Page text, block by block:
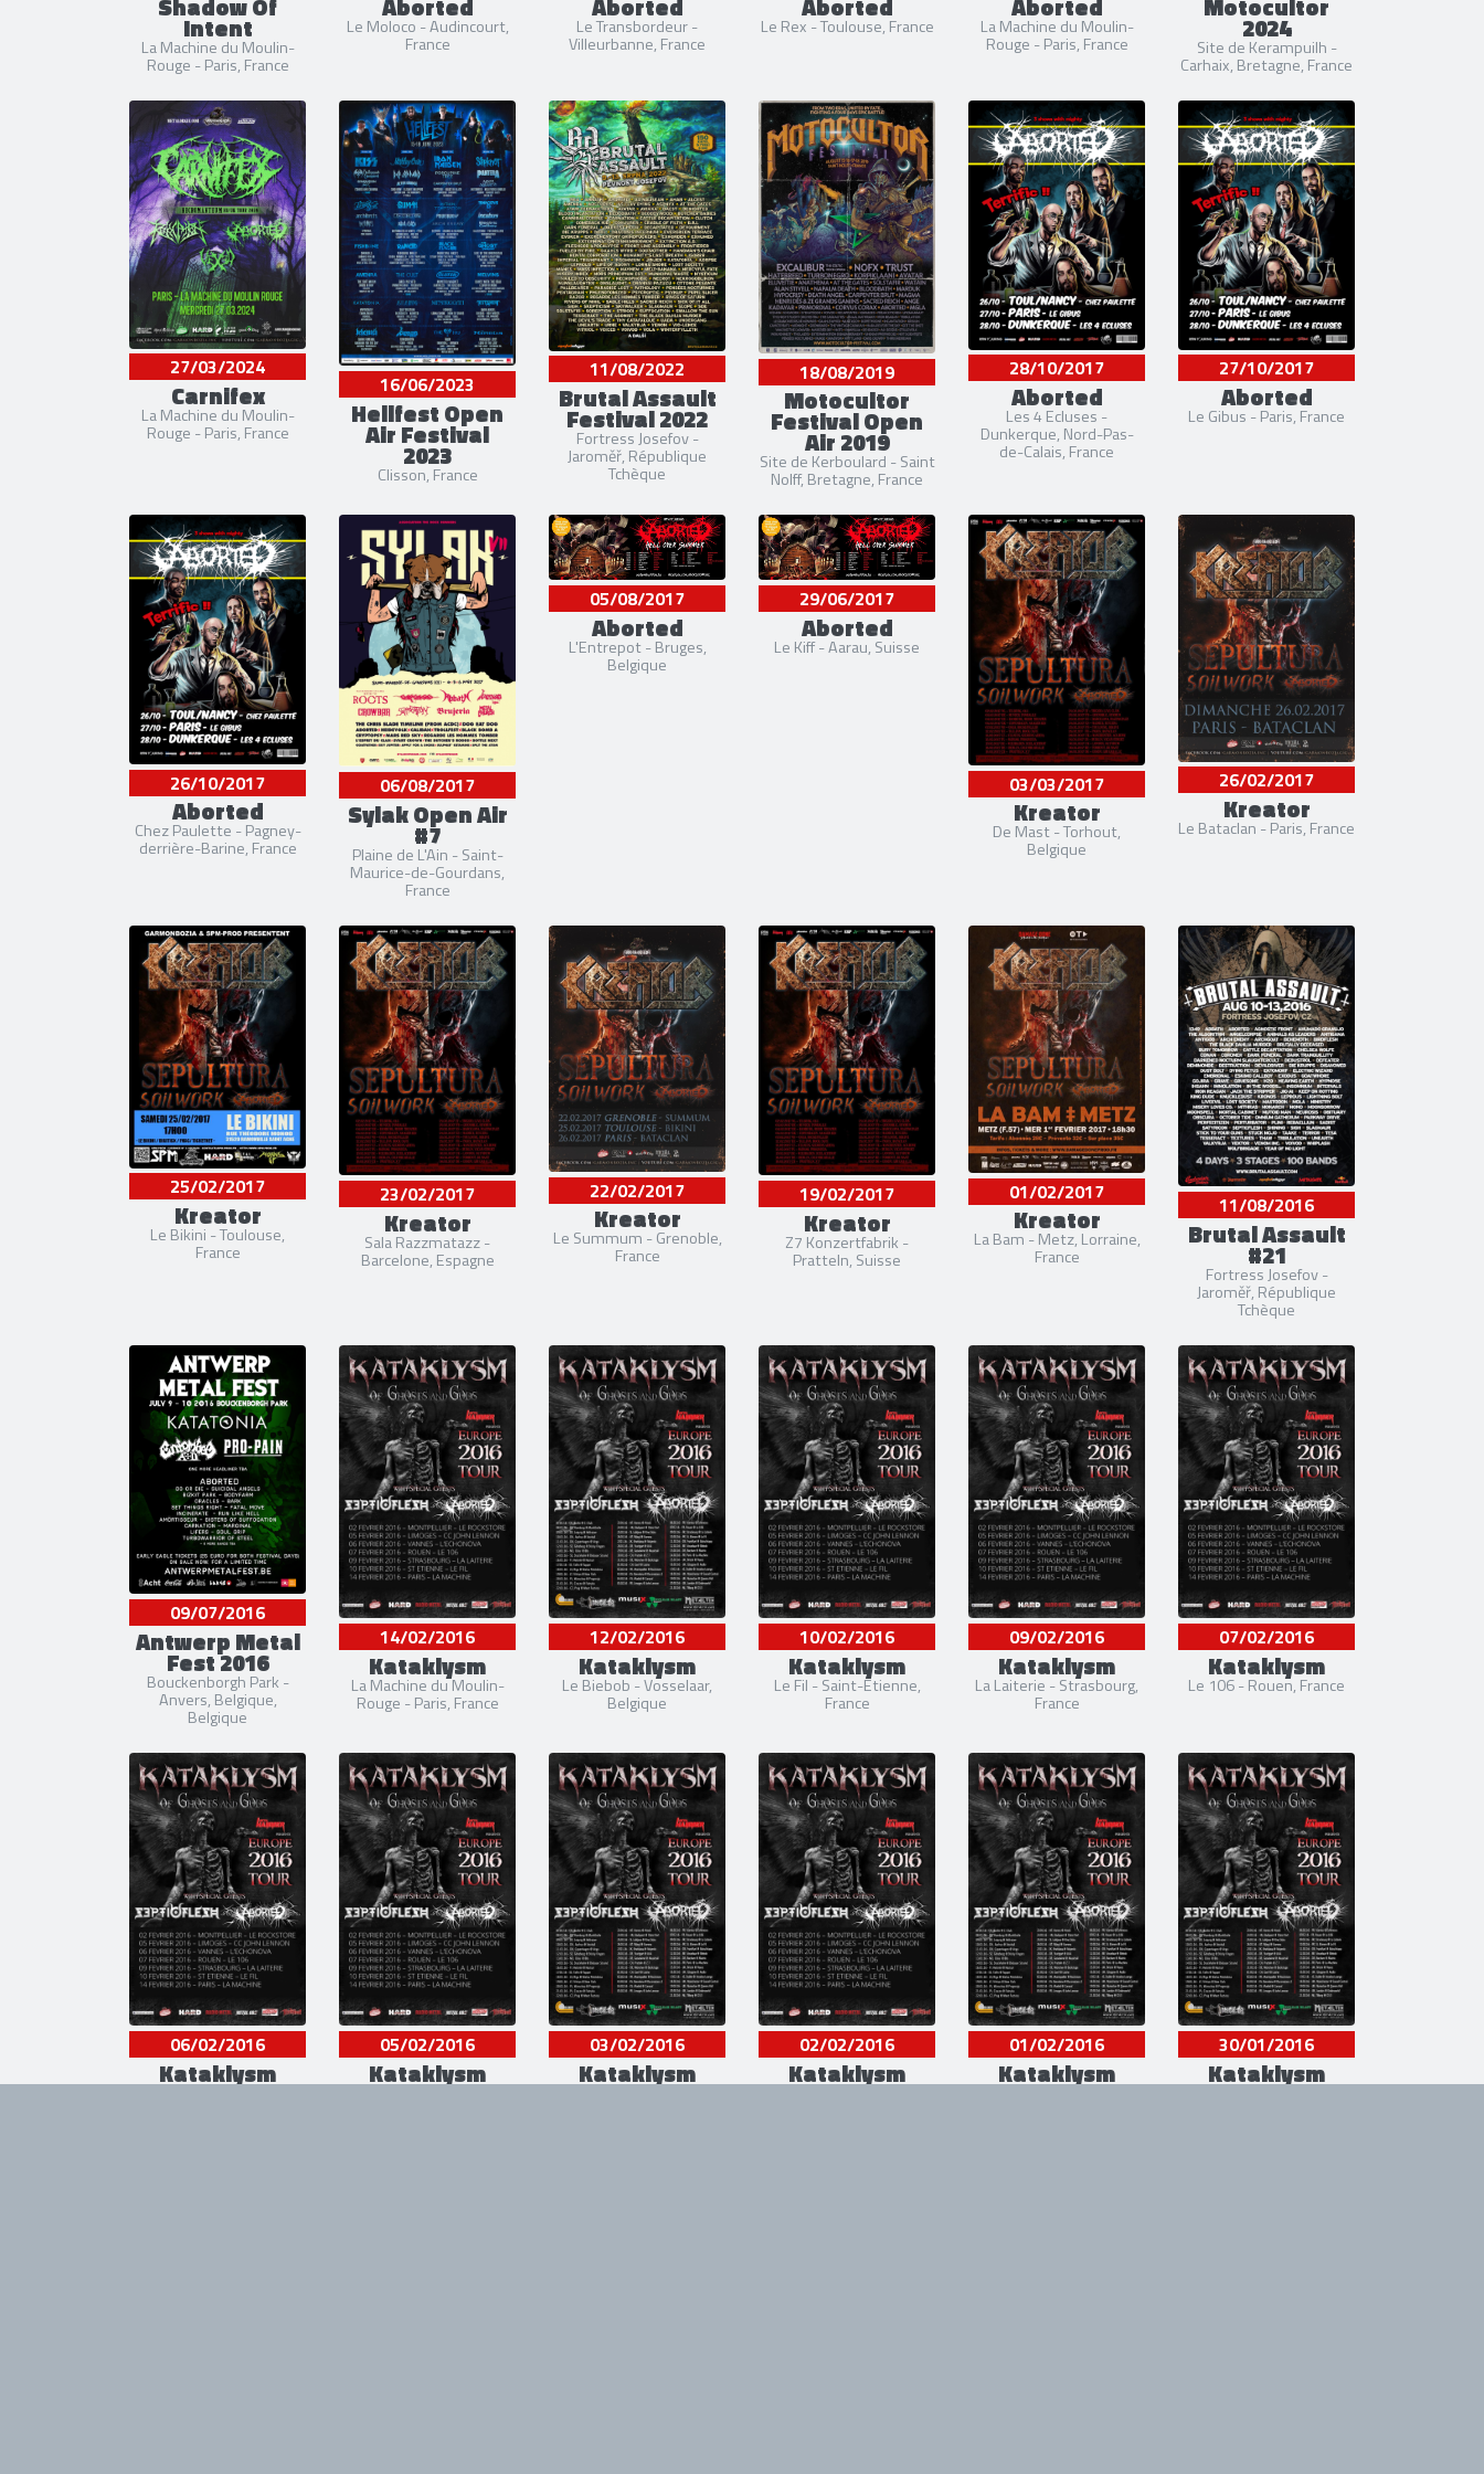
Intent
La Machine du Moulin-
Rouge - Paris, France
Le Moloco - Audincourt,
France
Le Transbordeur -
Villeurbanne, France
Le Rex - Toulouse, France La Machine du Moulin-
Rouge - Paris, France 2024
Site de Kerampuilh -
Carhaix, Bretagne, France
27/03/2024
Carnifex
La Machine du Moulin-
Rouge - Paris, France
16/06/2023
Hellfest Open
Air Festival
2023
Clisson, France
11/08/2022
Brutal Assault
Festival 2022
Fortress Josefov -
Jaroměř, République
Tchèque
18/08/2019
Motocultor
Festival Open
Air 2019
Site de Kerboulard - Saint
Nolff, Bretagne, France
28/10/2017
Aborted
Les 4 Ecluses -
Dunkerque, Nord-Pas-
de-Calais, France
27/10/2017
Aborted
Le Gibus - Paris, France
26/10/2017
Aborted
Chez Paulette - Pagney-
derrière-Barine, France
06/08/2017
Sylak Open Air
#7
Plaine de L'Ain - Saint-
Maurice-de-Gourdans,
France
05/08/2017
Aborted
L'Entrepot - Bruges,
Belgique
29/06/2017
Aborted
Le Kiff - Aarau, Suisse
03/03/2017
Kreator
De Mast - Torhout,
Belgique
26/02/2017
Kreator
Le Bataclan - Paris, France
25/02/2017
Kreator
Le Bikini - Toulouse,
France
23/02/2017
Kreator
Sala Razzmatazz -
Barcelone, Espagne
22/02/2017
Kreator
Le Summum - Grenoble,
France
19/02/2017
Kreator
Z7 Konzertfabrik -
Pratteln, Suisse
01/02/2017
Kreator
La Bam - Metz, Lorraine,
France
11/08/2016
Brutal Assault
#21
Fortress Josefov -
Jaroměř, République
Tchèque
09/07/2016
Antwerp Metal
Fest 2016
Bouckenborgh Park -
Anvers, Belgique,
Belgique
14/02/2016
Kataklysm
La Machine du Moulin-
Rouge - Paris, France
12/02/2016
Kataklysm
Le Biebob - Vosselaar,
Belgique
10/02/2016
Kataklysm
Le Fil - Saint-Etienne,
France
09/02/2016
Kataklysm
La Laiterie - Strasbourg,
France
07/02/2016
Kataklysm
Le 106 - Rouen, France
06/02/2016
Kataklysm
L'Echonova - Vannes (St
05/02/2016
Kataklysm
CCM John Lennon -
03/02/2016
Kataklysm
Sala Razzmatazz -
02/02/2016
Kataklysm
Le Rockstore -
01/02/2016
Kataklysm
L'Usine - Genève, Suisse
30/01/2016
Kataklysm
Z7 Konzertfabrik -